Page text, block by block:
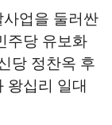
업을 둘러싼
주당 유보화
당 정찬옥 후
왕십리 일대